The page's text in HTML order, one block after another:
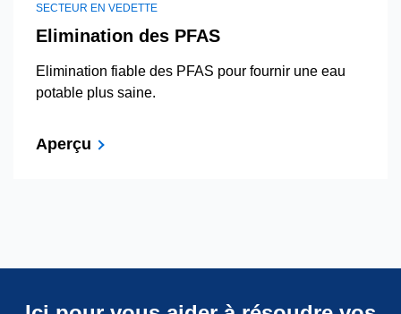
SECTEUR EN VEDETTE
Elimination des PFAS
Elimination fiable des PFAS pour fournir une eau
potable plus saine.
Aperçu